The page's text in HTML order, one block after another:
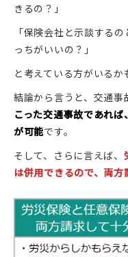
きるの？」
「保険会社と示談する
っちがいいの？」
と考えている方がいるか
結論から言うと、交通事
こった交通事故であれ
が可能です。
そして、さらに言えば、
は併用できるので、両